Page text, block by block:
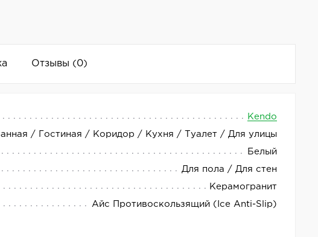
Отзывы (0)
Kendo
/ Гостиная / Коридор / Кухня / Туалет / Для улицы
Белый
Для пола / Для стен
Керамогранит
Айс Противоскользящий (Ice Anti-Slip)
поверхностью. Страна производства — Испания.